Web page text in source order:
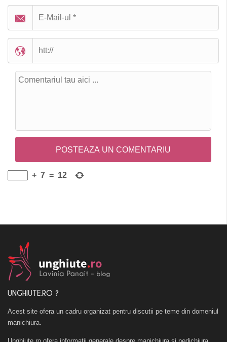
+ 7 = 12
UNGHIUTE.RO ?
Acest site ofera un cadru organizat pentru discutii pe teme din domeniul
manichiura.